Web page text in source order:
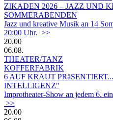
ZIKADEN 2026 – JAZZ UND
SOMMERABENDEN
Jazz und kreative Musik an 14
20:00 Uhr. >>
20.00
06.08.
THEATER/TANZ
KOFFERFABRIK
6 AUF KRAUT
INTELLIGENZ"
Improtheater-Show an jedem 6.
>>
20.00